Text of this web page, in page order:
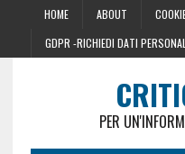
HOME ABOUT
GDPR -RICHIEDI DATI
PER